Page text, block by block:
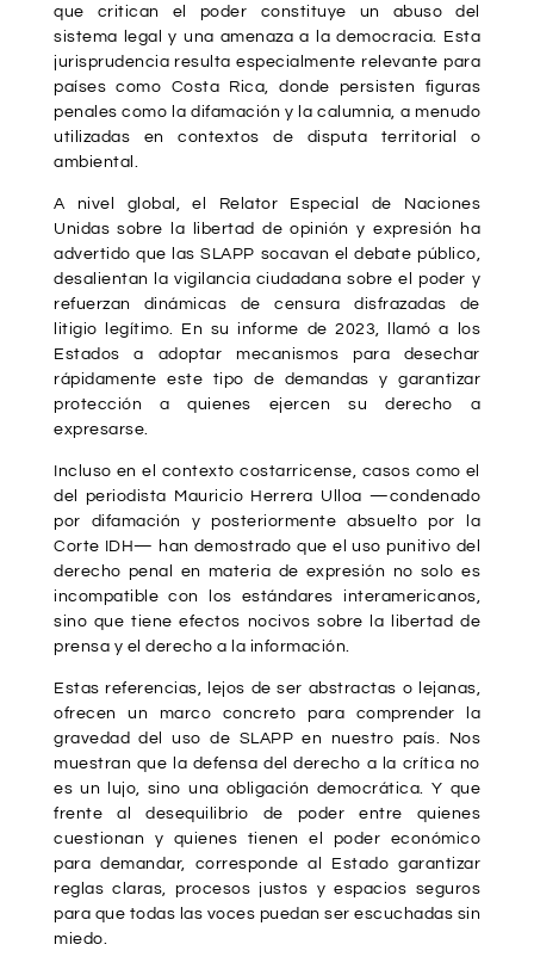
que critican el poder constituye un abuso del
sistema legal y una amenaza a la democracia. Esta
jurisprudencia resulta especialmente relevante para
países como Costa Rica, donde persisten figuras
penales como la difamación y la calumnia, a menudo
utilizadas en contextos de disputa territorial o
ambiental.
A nivel global, el Relator Especial de Naciones
Unidas sobre la libertad de opinión y expresión ha
advertido que las SLAPP socavan el debate público,
desalientan la vigilancia ciudadana sobre el poder y
refuerzan dinámicas de censura disfrazadas de
litigio legítimo. En su informe de 2023, llamó a los
Estados a adoptar mecanismos para desechar
rápidamente este tipo de demandas y garantizar
protección a quienes ejercen su derecho a
expresarse.
Incluso en el contexto costarricense, casos como el
del periodista Mauricio Herrera Ulloa —condenado
por difamación y posteriormente absuelto por la
Corte IDH— han demostrado que el uso punitivo del
derecho penal en materia de expresión no solo es
incompatible con los estándares interamericanos,
sino que tiene efectos nocivos sobre la libertad de
prensa y el derecho a la información.
Estas referencias, lejos de ser abstractas o lejanas,
ofrecen un marco concreto para comprender la
gravedad del uso de SLAPP en nuestro país. Nos
muestran que la defensa del derecho a la crítica no
es un lujo, sino una obligación democrática. Y que
frente al desequilibrio de poder entre quienes
cuestionan y quienes tienen el poder económico
para demandar, corresponde al Estado garantizar
reglas claras, procesos justos y espacios seguros
para que todas las voces puedan ser escuchadas sin
miedo.